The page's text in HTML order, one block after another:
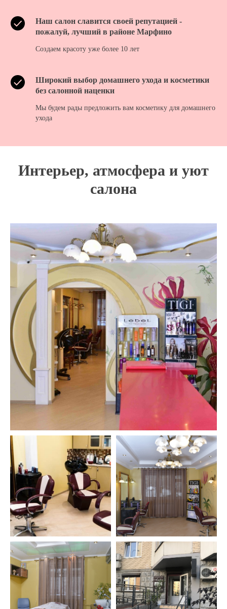
Наш салон славится своей репутацией -
пожалуй, лучший в районе Марфино
Создаем красоту уже более 10 лет
Широкий выбор домашнего ухода и косметики
без салонной наценки
Мы будем рады предложить вам косметику для домашнего
ухода
Интерьер, атмосфера и уют
салона